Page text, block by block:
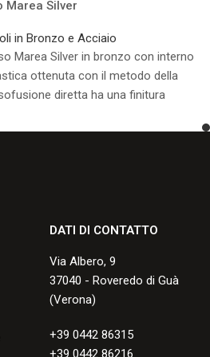
Marea Silver
in Bronzo e Acciaio
Marea Silver in bronzo con interno
ottenuta con il metodo della
diretta ha una finitura
e allo scoloramento, con una
DATI DI CONTATTO
Via Albero, 9
37040 - Roveredo di Guà
(Verona)
+39 0442 86315
+39 0442 86216